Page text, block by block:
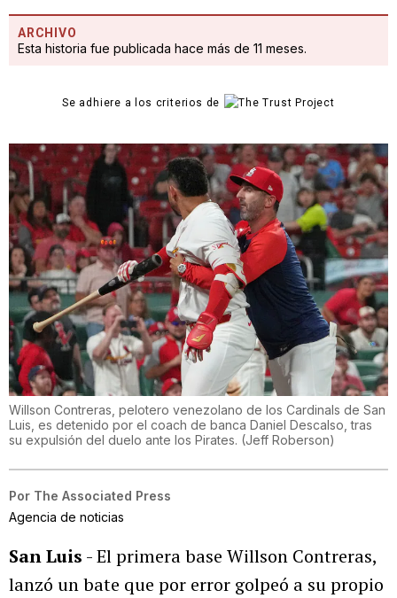
ARCHIVO
Esta historia fue publicada hace más de 11 meses.
Se adhiere a los criterios de
Willson Contreras, pelotero venezolano de los Cardinals de San
Luis, es detenido por el coach de banca Daniel Descalso, tras
su expulsión del duelo ante los Pirates. (Jeff Roberson)
Por The Associated Press
Agencia de noticias
San Luis - El primera base Willson Contreras,
lanzó un bate que por error golpeó a su propio